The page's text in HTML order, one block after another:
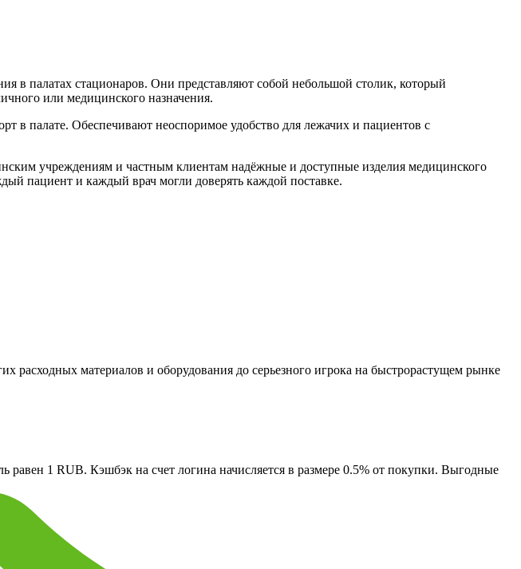
в палатах стационаров. Они представляют собой небольшой столик, который
или медицинского назначения.
в палате. Обеспечивают неоспоримое удобство для лежачих и пациентов с
учреждениям и частным клиентам надёжные и доступные изделия медицинского
пациент и каждый врач могли доверять каждой поставке.
расходных материалов и оборудования до серьезного игрока на быстрорастущем рынке
1 RUB. Кэшбэк на счет логина начисляется в размере 0.5% от покупки. Выгодные